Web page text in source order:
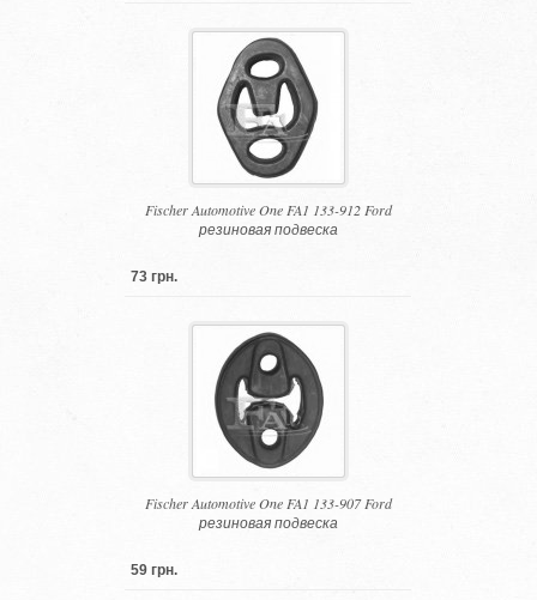
Fischer Automotive One FA1 133-912 Ford
резиновая подвеска
73 грн.
Fischer Automotive One FA1 133-907 Ford
резиновая подвеска
59 грн.